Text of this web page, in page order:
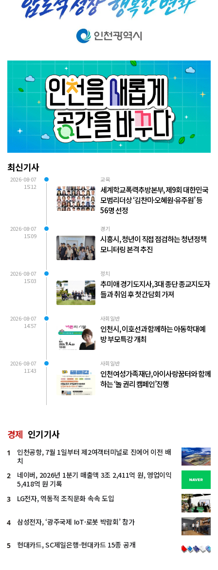
최신기사
2026-08-07
15:12
교육
세계학교폭력추방본부, 제9회 대한민국
모범리더상 ‘김찬미·오혜원·유주원’ 등
56명 선정
2026-08-07
15:09
경기
시흥시, 청년이 직접 점검하는 청년정책
모니터링 본격 추진
2026-08-07
15:03
정치
추미애 경기도지사, 3대 종단 종교지도자
들과 취임 후 첫 간담회 가져
2026-08-07
14:57
사회일반
인천시, 이호선과 함께하는 아동학대예
방 부모특강 개최
2026-08-07
11:43
사회일반
인천여성가족재단, 아이사랑꿈터와 함께
하는 ‘놀 권리 캠페인’진행
경제 인기기사
1
인천공항, 7월 1일부터 제2여객터미널로 진에어 이전 배
치
2
네이버, 2026년 1분기 매출액 3조 2,411억 원, 영업이익
5,418억 원 기록
3 LG전자, 역동적 조직문화 속속 도입
4 삼성전자, ‘광주국제 IoT·로봇 박람회’ 참가
5 현대카드, SC제일은행-현대카드 15종 공개